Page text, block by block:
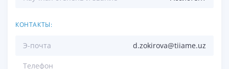
КОНТАКТЫ:
Э-почта d.zokirova@tiiame.uz
Телефон